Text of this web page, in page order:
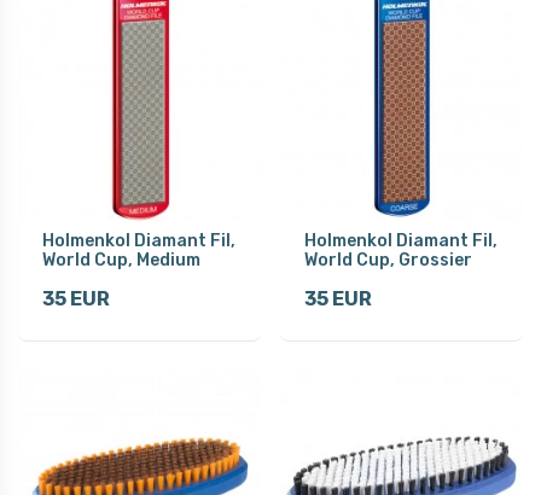
Holmenkol Diamant Fil,
World Cup, Medium
35 EUR
Holmenkol Diamant Fil,
World Cup, Grossier
35 EUR